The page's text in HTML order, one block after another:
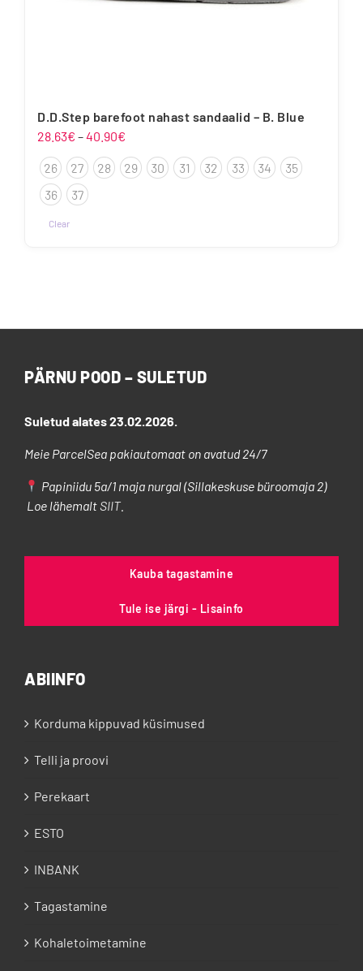
D.D.Step barefoot nahast sandaalid – B. Blue
28.63€ –40.90€
28.63€
kuni
26 27 28 29 30 31 32 33 34
35
36
37
Clear
teha
PÄRNU POOD – SULETUD
Suletud alates 23.02.2026.
Meie ParcelSea pakiautomaat on avatud 24/7
Papiniidu 5a/1 maja nurgal (Sillakeskuse büroomaja 2)
Loe lähemaltSIIT.
Kauba tagastamine
Tule ise järgi - Lisainfo
ABIINFO
Korduma kippuvad küsimused
Telli ja proovi
Perekaart
ESTO
INBANK
Tagastamine
Kohaletoimetamine